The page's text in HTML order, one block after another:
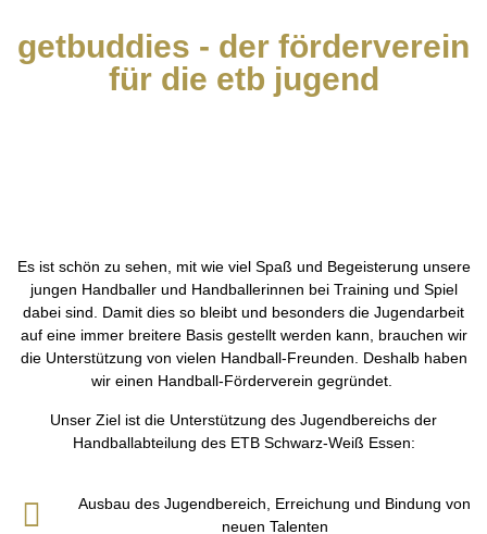
getbuddies - der förderverein
für die etb jugend
Es ist schön zu sehen, mit wie viel Spaß und Begeisterung unsere
jungen Handballer und Handballerinnen bei Training und Spiel
dabei sind. Damit dies so bleibt und besonders die Jugendarbeit
auf eine immer breitere Basis gestellt werden kann, brauchen wir
die Unterstützung von vielen Handball-Freunden. Deshalb haben
wir einen Handball-Förderverein gegründet.
Unser Ziel ist die Unterstützung des Jugendbereichs der
Handballabteilung des ETB Schwarz-Weiß Essen:
Ausbau des Jugendbereich, Erreichung und Bindung von
neuen Talenten